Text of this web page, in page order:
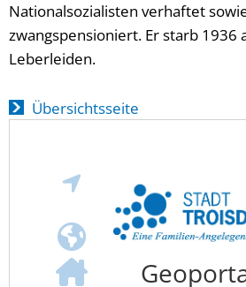
Nationalsozialisten verhaftet
zwangspensioniert. Er starb 1936
Leberleiden.
Übersichtsseite